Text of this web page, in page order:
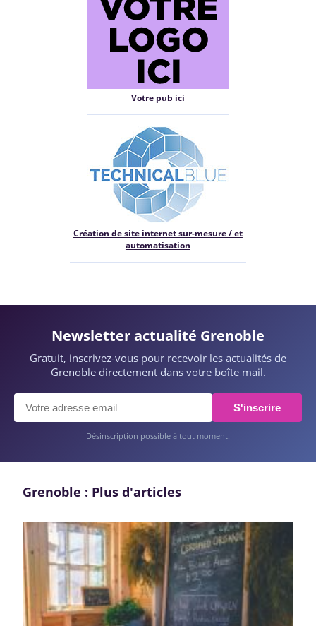
Votre pub ici
Création de site internet sur-mesure / et
automatisation
Newsletter actualité Grenoble
Gratuit, inscrivez-vous pour recevoir les actualités de
Grenoble directement dans votre boîte mail.
S'inscrire
Désinscription possible à tout moment.
Grenoble : Plus d'articles